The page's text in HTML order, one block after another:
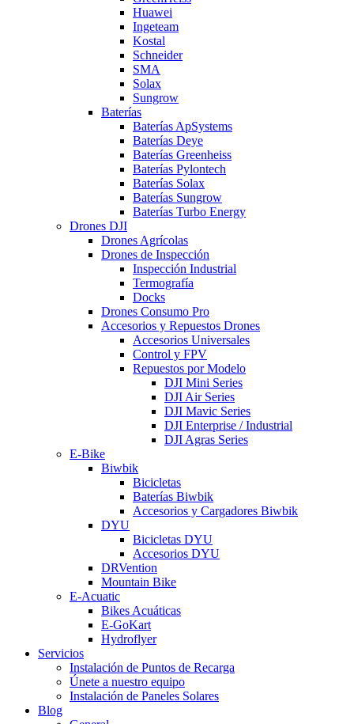
Huawei
Ingeteam
Kostal
Schneider
SMA
Solax
Sungrow
Baterías
Baterías ApSystems
Baterías Deye
Baterías Greenheiss
Baterías Pylontech
Baterías Solax
Baterías Sungrow
Baterías Turbo Energy
Drones DJI
Drones Agrícolas
Drones de Inspección
Inspección Industrial
Termografía
Docks
Drones Consumo Pro
Accesorios y Repuestos Drones
Accesorios Universales
Control y FPV
Repuestos por Modelo
DJI Mini Series
DJI Air Series
DJI Mavic Series
DJI Enterprise / Industrial
DJI Agras Series
E-Bike
Biwbik
Bicicletas
Baterías Biwbik
Accesorios y Cargadores Biwbik
DYU
Bicicletas DYU
Accesorios DYU
DRVention
Mountain Bike
E-Acuatic
Bikes Acuáticas
E-GoKart
Hydroflyer
Servicios
Instalación de Puntos de Recarga
Únete a nuestro equipo
Instalación de Paneles Solares
Blog